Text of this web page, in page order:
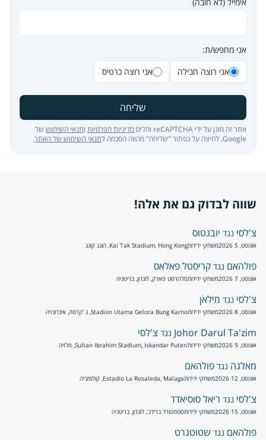
אני מחפש/ת:
אני רוצה חבילה
אני רוצה כרטיס
שליחה
אתר זה מוגן על ידי reCAPTCHA וחלים מדיניות הפרטיות ותנאי השימוש של
Google. לחיצה על כפתור "שליחה" מהווה הסכמה ל
תנאי השימוש של האתר.
שווה לבדוק גם את אלה!
צ'לסי נגד יובנטוס
אוגוסט, 5 2026 משחקי ידידותKai Tak Stadium, Hong Kong, הונג קונג
פולהאם נגד קריסטל פאלאס
אוגוסט, 7 2026 משחקי ידידותסלהרסט פארק, לונדון, בריטניה
צ'לסי נגד מילאן
אוגוסט, 8 2026 משחקי ידידותStadion Utama Gelora Bung Karno, ג 'קרטה, אינדונזיה
Johor Darul Ta'zim נגד צ'לסי
אוגוסט, 9 2026 משחקי ידידותSultan Ibrahim Stadium, Iskandar Puteri, מלזיה
מאלגה נגד פולהאם
אוגוסט, 12 2026 משחקי ידידותEstadio La Rosaleda, Malaga, קולומביה
צ'לסי נגד ריאל סוסיאדד
אוגוסט, 15 2026 משחקי ידידותסטמפורד ברידג', לונדון, בריטניה
פולהאם נגד שטוטגרט